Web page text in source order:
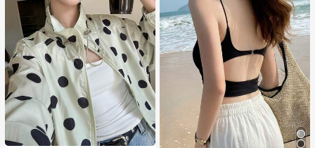
#1 ขายดี
ใน กระเป๋า เสื้อคลุมลำลอง